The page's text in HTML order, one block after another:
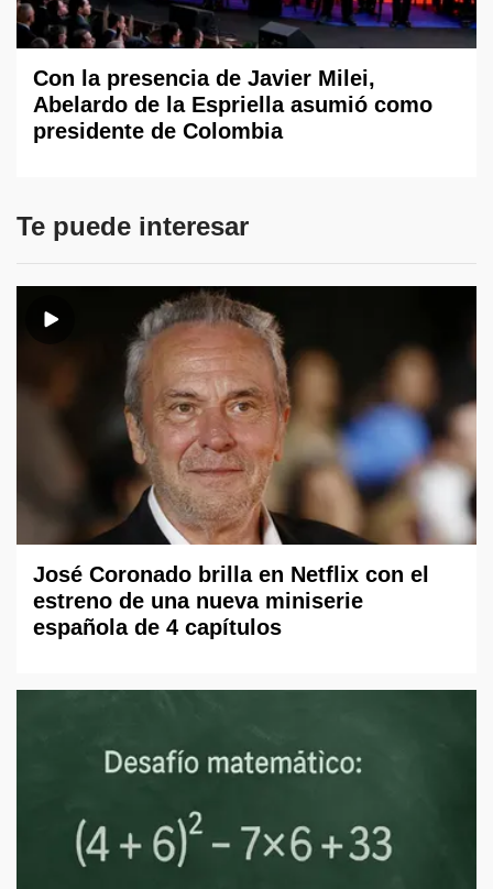
Con la presencia de Javier Milei,
Abelardo de la Espriella asumió como
presidente de Colombia
Te puede interesar
José Coronado brilla en Netflix con el
estreno de una nueva miniserie
española de 4 capítulos